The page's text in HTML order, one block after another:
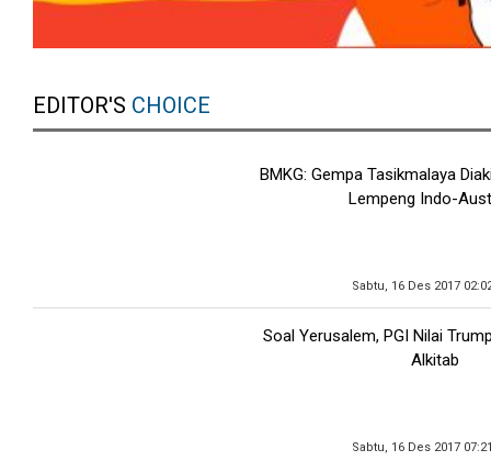
EDITOR'S CHOICE
BMKG: Gempa Tasikmalaya
Lempeng Indo-
Sabtu, 16 Des 2017
Soal Yerusalem, PGI Nilai
Alkitab
Sabtu, 16 Des 2017